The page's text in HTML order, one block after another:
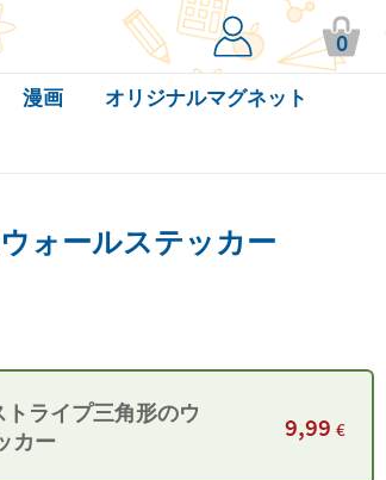
0
漫画
オリジナルマグネット
ォールステッカー
トライプ三角形のウ
カー
9,99 €